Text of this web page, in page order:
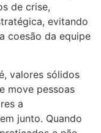
de crise,
evitando
coesão da equipe
valores sólidos
move pessoas
a
junto. Quando